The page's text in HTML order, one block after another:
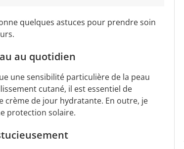
quelques astuces pour prendre soin
au quotidien
une sensibilité particulière de la peau
cutané, il est essentiel de
de jour hydratante. En outre, je
protection solaire.